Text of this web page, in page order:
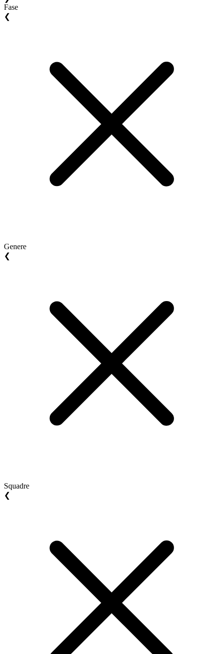
Fase
❮
Genere
❮
Squadre
❮